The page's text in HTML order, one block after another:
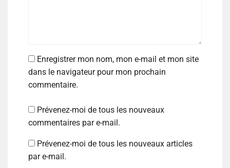
Enregistrer mon nom, mon e-mail et mon site
dans le navigateur pour mon prochain
commentaire.
Prévenez-moi de tous les nouveaux
commentaires par e-mail.
Prévenez-moi de tous les nouveaux articles
par e-mail.